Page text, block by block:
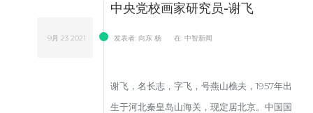
中央党校画家研究员-谢飞
发表者: 向东 杨 在: 中智新闻
9月 23 2021
谢飞，名长志，字飞，号燕山樵夫，1957年出
生于河北秦皇岛山海关，现定居北京。中国国